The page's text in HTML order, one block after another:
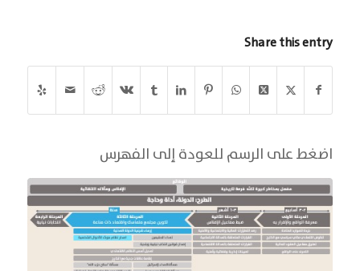
Share this entry
اضغط على الرسم للعودة إلى الفهرس